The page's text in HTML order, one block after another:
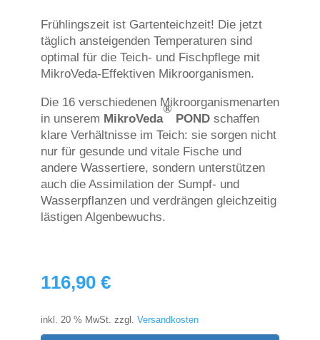
Frühlingszeit ist Gartenteichzeit! Die jetzt
täglich ansteigenden Temperaturen sind
optimal für die Teich- und Fischpflege mit
MikroVeda-Effektiven Mikroorganismen.
Die 16 verschiedenen Mikroorganismenarten
in unserem MikroVeda
®
PONDschaffen
klare Verhältnisse im Teich: sie sorgen nicht
nur für gesunde und vitale Fische und
andere Wassertiere, sondern unterstützen
auch die Assimilation der Sumpf- und
Wasserpflanzen und verdrängen gleichzeitig
lästigen Algenbewuchs.
116,90 €
inkl. 20 % MwSt. zzgl. Versandkosten